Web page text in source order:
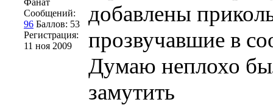
Сообщений:
96 Баллов: 53
Регистрация:
11 ноя 2009
добавлены
прозвучавшие в
Думаю неплохо
замутить